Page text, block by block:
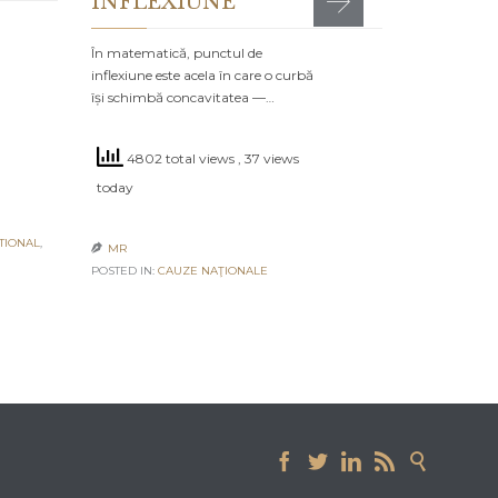
,
În matematică, punctul de
inflexiune este acela în care o curbă
își schimbă concavitatea —…
4802 total views , 37 views
today
 MR
POSTED IN: CAUZE NAŢIONALE
    